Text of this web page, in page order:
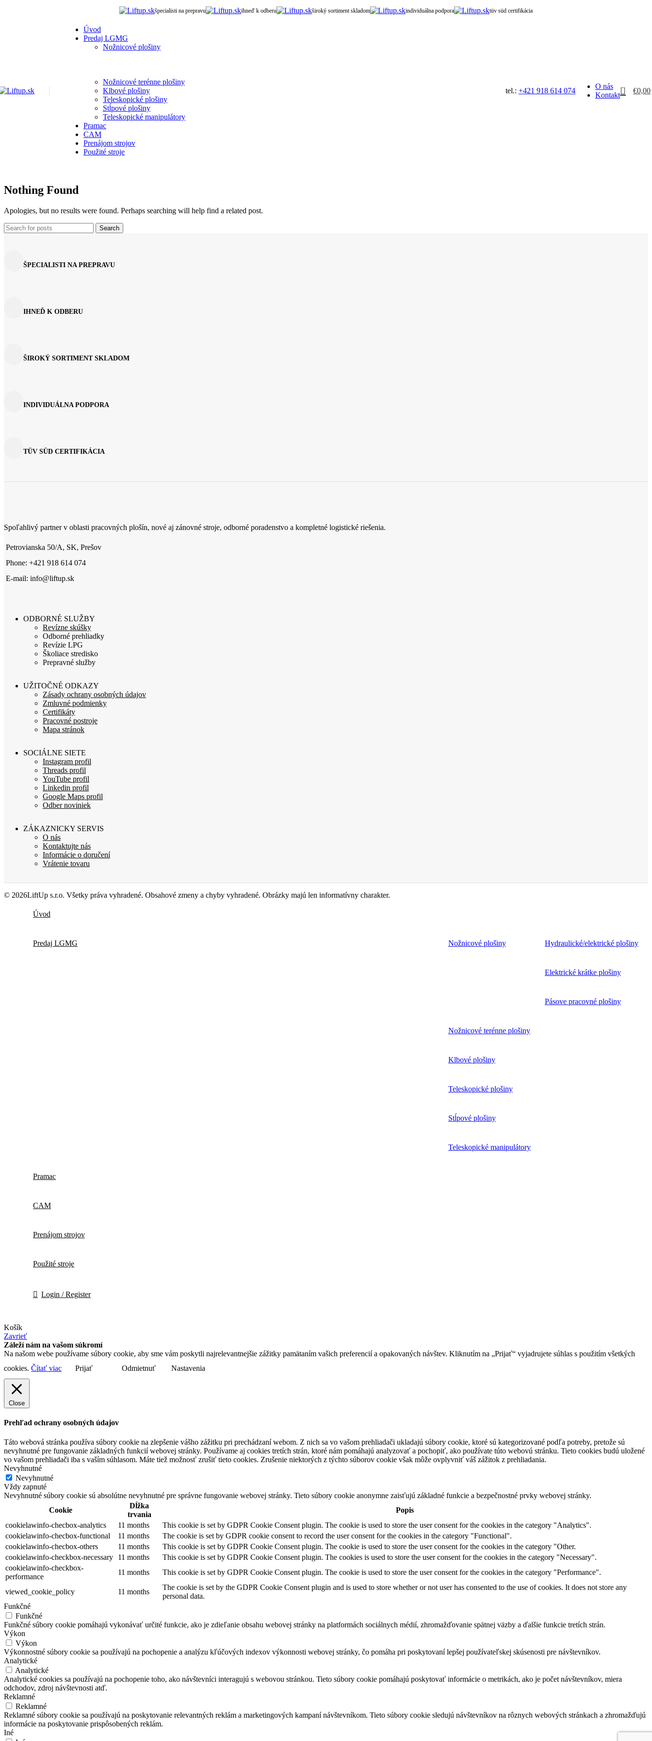
špecialisti na prepravu ihneď k odberu široký sortiment skladom individuálna podpora tüv süd certifikácia
Úvod
Predaj LGMG
Nožnicové plošiny
Nožnicové terénne plošiny
Klbové plošiny
Teleskopické plošiny
Stĺpové plošiny
Teleskopické manipulátory
Pramac
CAM
Prenájom strojov
Použité stroje
tel.: +421 918 614 074
O nás
Kontakt
0 €0,00
Nothing Found
Apologies, but no results were found. Perhaps searching will help find a related post.
Search
ŠPECIALISTI NA PREPRAVU
IHNEĎ K ODBERU
ŠIROKÝ SORTIMENT SKLADOM
INDIVIDUÁLNA PODPORA
TÜV SÜD CERTIFIKÁCIA
Spoľahlivý partner v oblasti pracovných plošín, nové aj zánovné stroje, odborné poradenstvo a kompletné logistické riešenia.
Petrovianska 50/A, SK, Prešov
Phone: +421 918 614 074
E-mail: info@liftup.sk
ODBORNÉ SLUŽBY
Revízne skúšky
Odborné prehliadky
Revízie LPG
Školiace stredisko
Prepravné služby
UŽITOČNÉ ODKAZY
Zásady ochrany osobných údajov
Zmluvné podmienky
Certifikáty
Pracovné postroje
Mapa stránok
SOCIÁLNE SIETE
Instagram profil
Threads profil
YouTube profil
Linkedin profil
Google Maps profil
Odber noviniek
ZÁKAZNICKY SERVIS
O nás
Kontaktujte nás
Informácie o doručení
Vrátenie tovaru
© 2026LiftUp s.r.o. Všetky práva vyhradené. Obsahové zmeny a chyby vyhradené. Obrázky majú len informatívny charakter.
Úvod
Predaj LGMG Nožnicové plošiny Hydraulické/elektrické plošiny
Elektrické krátke plošiny
Pásove pracovné plošiny
Nožnicové terénne plošiny
Klbové plošiny
Teleskopické plošiny
Stĺpové plošiny
Teleskopické manipulátory
Pramac
CAM
Prenájom strojov
Použité stroje
Login / Register
Košík
Zavrieť
Záleží nám na vašom súkromí
Na našom webe používame súbory cookie, aby sme vám poskytli najrelevantnejšie zážitky pamätaním vašich preferencií a opakovaných návštev. Kliknutím na „Prijať“ vyjadrujete súhlas s použitím všetkých
cookies. Čítať viac Prijať Odmietnuť Nastavenia
Close
Prehľad ochrany osobných údajov
Táto webová stránka používa súbory cookie na zlepšenie vášho zážitku pri prechádzaní webom. Z nich sa vo vašom prehliadači ukladajú súbory cookie, ktoré sú kategorizované podľa potreby, pretože sú
nevyhnutné pre fungovanie základných funkcií webovej stránky. Používame aj cookies tretích strán, ktoré nám pomáhajú analyzovať a pochopiť, ako používate túto webovú stránku. Tieto cookies budú uložené
vo vašom prehliadači iba s vaším súhlasom. Máte tiež možnosť zrušiť tieto cookies. Zrušenie niektorých z týchto súborov cookie však môže ovplyvniť váš zážitok z prehliadania.
Nevyhnutné
Nevyhnutné
Vždy zapnuté
Nevyhnutné súbory cookie sú absolútne nevyhnutné pre správne fungovanie webovej stránky. Tieto súbory cookie anonymne zaisťujú základné funkcie a bezpečnostné prvky webovej stránky.
Cookie
Dĺžka
trvania
Popis
cookielawinfo-checbox-analytics
11 months
This cookie is set by GDPR Cookie Consent plugin. The cookie is used to store the user consent for the cookies in the category "Analytics".
cookielawinfo-checbox-functional
11 months
The cookie is set by GDPR cookie consent to record the user consent for the cookies in the category "Functional".
cookielawinfo-checbox-others
11 months
This cookie is set by GDPR Cookie Consent plugin. The cookie is used to store the user consent for the cookies in the category "Other.
cookielawinfo-checkbox-necessary
11 months
This cookie is set by GDPR Cookie Consent plugin. The cookies is used to store the user consent for the cookies in the category "Necessary".
cookielawinfo-checkbox-
performance
11 months This cookie is set by GDPR Cookie Consent plugin. The cookie is used to store the user consent for the cookies in the category "Performance".
viewed_cookie_policy 11 months
The cookie is set by the GDPR Cookie Consent plugin and is used to store whether or not user has consented to the use of cookies. It does not store any
personal data.
Funkčné
Funkčné
Funkčné súbory cookie pomáhajú vykonávať určité funkcie, ako je zdieľanie obsahu webovej stránky na platformách sociálnych médií, zhromažďovanie spätnej väzby a ďalšie funkcie tretích strán.
Výkon
Výkon
Výkonnostné súbory cookie sa používajú na pochopenie a analýzu kľúčových indexov výkonnosti webovej stránky, čo pomáha pri poskytovaní lepšej používateľskej skúsenosti pre návštevníkov.
Analytické
Analytické
Analytické cookies sa používajú na pochopenie toho, ako návštevníci interagujú s webovou stránkou. Tieto súbory cookie pomáhajú poskytovať informácie o metrikách, ako je počet návštevníkov, miera
odchodov, zdroj návštevnosti atď.
Reklamné
Reklamné
Reklamné súbory cookie sa používajú na poskytovanie relevantných reklám a marketingových kampaní návštevníkom. Tieto súbory cookie sledujú návštevníkov na rôznych webových stránkach a zhromažďujú
informácie na poskytovanie prispôsobených reklám.
Iné